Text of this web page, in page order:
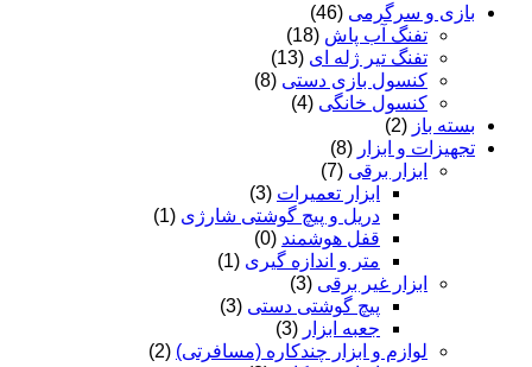
بازی و سرگرمی (46)
تفنگ آب پاش (18)
تفنگ تیر ژله ای (13)
کنسول بازی دستی (8)
کنسول خانگی (4)
بسته باز (2)
تجهیزات و ابزار (8)
ابزار برقی (7)
ابزار تعمیرات (3)
دریل و پیچ گوشتی شارژی (1)
قفل هوشمند (0)
متر و اندازه گیری (1)
ابزار غیر برقی (3)
پیچ گوشتی دستی (3)
جعبه ابزار (3)
لوازم و ابزار چندکاره (مسافرتی) (2)